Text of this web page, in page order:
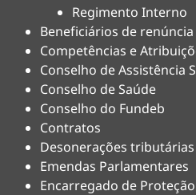
Regimento Interno
Beneficiários de
Competências e
Conselho de Assistência
Conselho de Saúde
Conselho do Fundeb
Contratos
Desonerações tributárias
Emendas Parlamentares
Encarregado de